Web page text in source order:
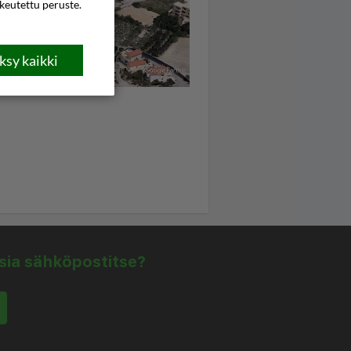
sähköpostitse?
peruste.
kaikki